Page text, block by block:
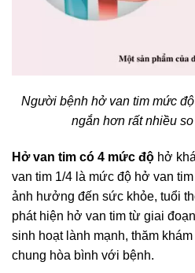
Người bệnh hở van tim mức
ngắn hơn rất nhiều
Hở van tim có 4 mức độ hở
van tim 1/4 là mức độ hở van
ảnh hưởng đến sức khỏe, tuổi
phát hiện hở van tim từ giai
sinh hoạt lành mạnh, thăm
chung hòa bình với bệnh.